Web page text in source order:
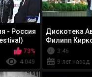
- Россия
73%
4 049
Дискотека
Филипп
3:46
9 лет назад